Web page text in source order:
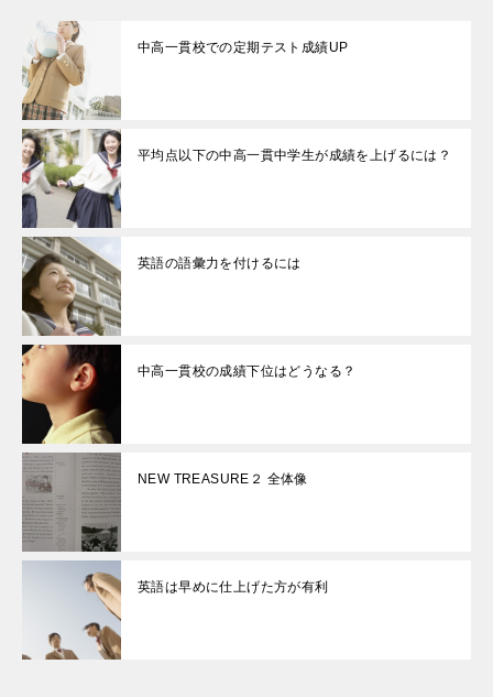
中高一貫校での定期テスト成績UP
平均点以下の中高一貫中学生が成績を上げるには？
英語の語彙力を付けるには
中高一貫校の成績下位はどうなる？
NEW TREASURE２ 全体像
英語は早めに仕上げた方が有利